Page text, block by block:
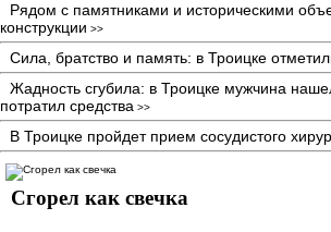
Рядом с памятниками и историческими
конструкции >>
Сила, братство и память: в Троицке
Жадность сгубила: в Троицке мужчина
потратил средства >>
В Троицке пройдет прием сосудистого
Сгорел как свечка